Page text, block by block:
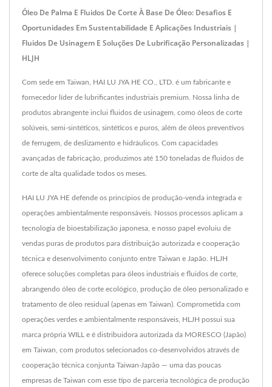
Óleo De Palma E Fluidos De Corte À Base De Óleo: Desafios E
Oportunidades Em Sustentabilidade E Aplicações Industriais |
Fluidos De Usinagem E Soluções De Lubrificação Personalizadas |
HLJH
Com sede em Taiwan, HAI LU JYA HE CO., LTD. é um fabricante e
fornecedor líder de lubrificantes industriais premium. Nossa linha de
produtos abrangente inclui fluidos de usinagem, como óleos de corte
solúveis, semi-sintéticos, sintéticos e puros, além de óleos preventivos
de ferrugem, de deslizamento e hidráulicos. Com capacidades
avançadas de fabricação, produzimos até 150 toneladas de fluidos de
corte de alta qualidade todos os meses.
HAI LU JYA HE defende os princípios de produção-venda integrada e
operações ambientalmente responsáveis. Nossos processos aplicam a
tecnologia de bioestabilização japonesa, e nosso papel evoluiu de
vendas puras de produtos para distribuição autorizada e cooperação
técnica e desenvolvimento conjunto entre Taiwan e Japão. HLJH
oferece soluções completas para óleos industriais e fluidos de corte,
abrangendo óleo de corte ecológico, produção de óleo personalizado e
tratamento de óleo residual (apenas em Taiwan). Comprometida com
operações verdes e ambientalmente responsáveis, HLJH possui sua
marca própria WILL e é distribuidora autorizada da MORESCO (Japão)
em Taiwan, com produtos selecionados co-desenvolvidos através de
cooperação técnica conjunta Taiwan-Japão — uma das poucas
empresas de Taiwan com esse tipo de parceria tecnológica de produção